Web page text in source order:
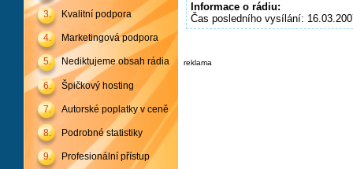
3. Kvalitní podpora
4. Marketingová podpora
5. Nediktujeme obsah rádia
6. Špičkový hosting
7. Autorské poplatky v ceně
8. Podrobné statistiky
9. Profesionální přístup
Informace o rádiu:
Čas posledního vysílání:
reklama